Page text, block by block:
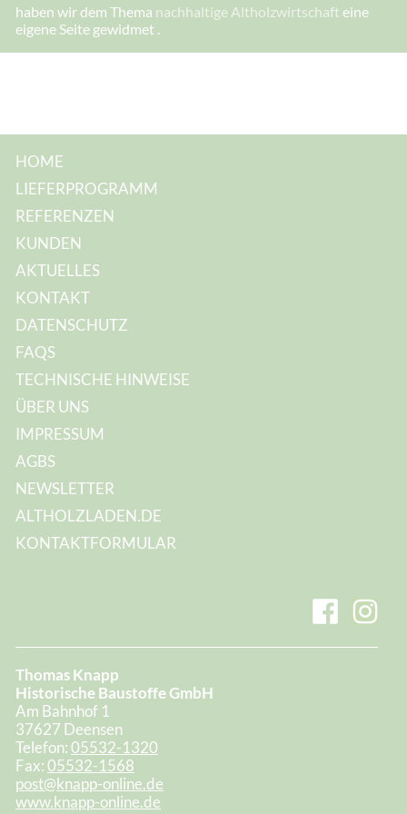
E
-
M
:
I
h
r
e
haben wir dem Thema nachhaltige Altholzwirtschaft eine
eigene Seite gewidmet .
HOME
LIEFERPROGRAMM
REFERENZEN
KUNDEN
AKTUELLES
KONTAKT
DATENSCHUTZ
FAQS
TECHNISCHE HINWEISE
ÜBER UNS
IMPRESSUM
AGBS
NEWSLETTER
ALTHOLZLADEN.DE
KONTAKTFORMULAR
Thomas Knapp
Historische Baustoffe GmbH
Am Bahnhof 1
37627 Deensen
Telefon:05532-1320
Fax:05532-1568
post@knapp-online.de
www.knapp-online.de